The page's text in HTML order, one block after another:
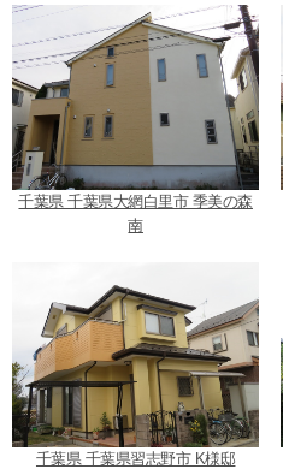
千葉県 千葉県大網白里市 季美の森
南
千葉県 千葉県習志野市 K様邸